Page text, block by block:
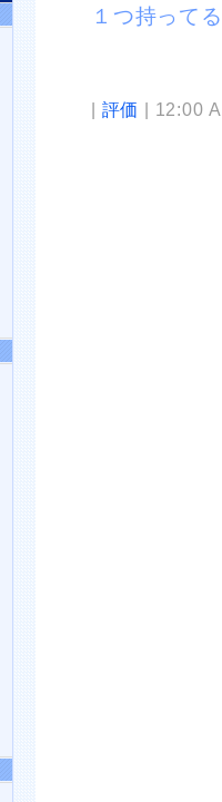
１つ持って
| 評価 | 12:00